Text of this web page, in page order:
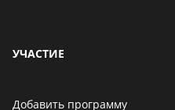
УЧАСТИЕ
Добавить программу